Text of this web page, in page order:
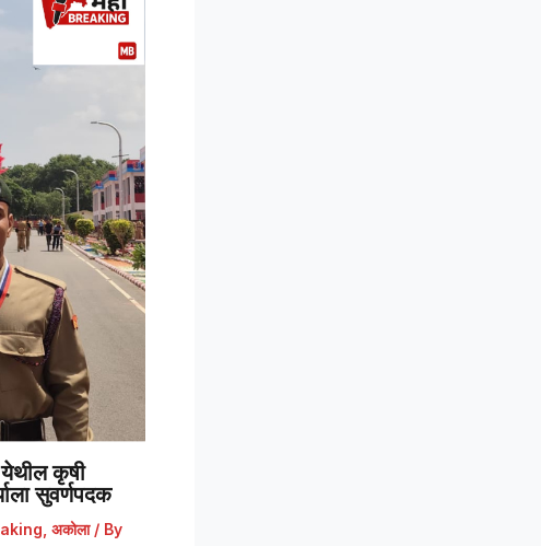
कृषी
सुवर्णपदक
अकोला/ By